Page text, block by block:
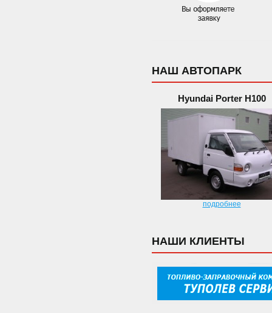
НАШ АВТОПАРК
Hyundai Porter H100
подробнее
НАШИ КЛИЕНТЫ